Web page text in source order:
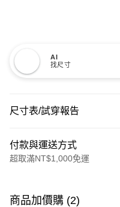
AI
找尺寸
尺寸表/試穿報告
付款與運送方式
超取滿NT$1,000免運
信用卡一次付款
商品加價購 (2)